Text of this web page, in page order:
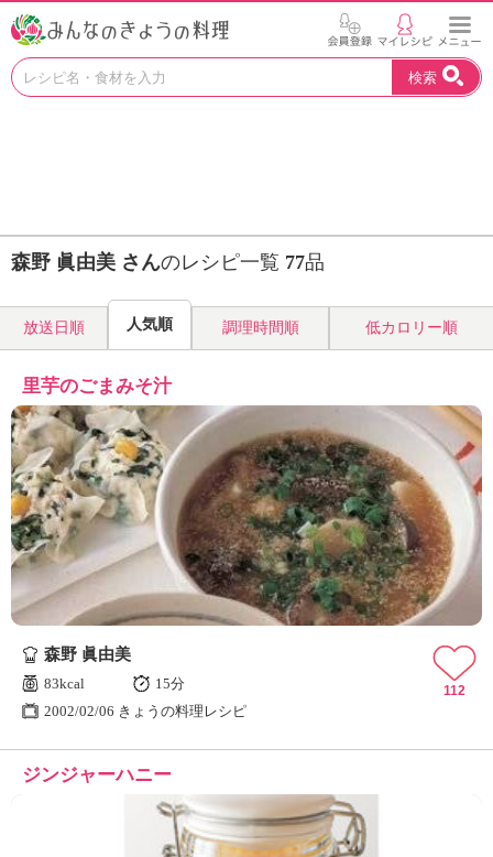
お
見
つ
よ
う
H
エ
デ
ュ
ケ
ー
シ
ョ
ん
の
ょ
う
の
検索
森野 眞由美 さんのレシピ一覧 77品
放送日順 人気順 調理時間順 低カロリー順
里芋のごまみそ汁
森野 眞由美
83kcal
15分
2002/02/06 きょうの料理レシピ
112
ジンジャーハニー